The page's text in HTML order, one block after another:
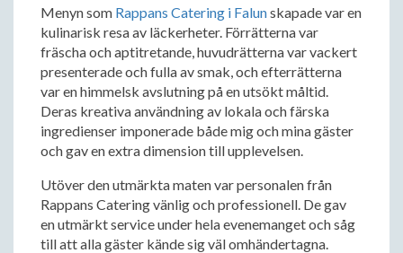
Menyn som Rappans Catering i Falunskapade var en
kulinarisk resa av läckerheter. Förrätterna var
fräscha och aptitretande, huvudrätterna var vackert
presenterade och fulla av smak, och efterrätterna
var en himmelsk avslutning på en utsökt måltid.
Deras kreativa användning av lokala och färska
ingredienser imponerade både mig och mina gäster
och gav en extra dimension till upplevelsen.
Utöver den utmärkta maten var personalen från
Rappans Catering vänlig och professionell. De gav
en utmärkt service under hela evenemanget och såg
till att alla gäster kände sig väl omhändertagna.